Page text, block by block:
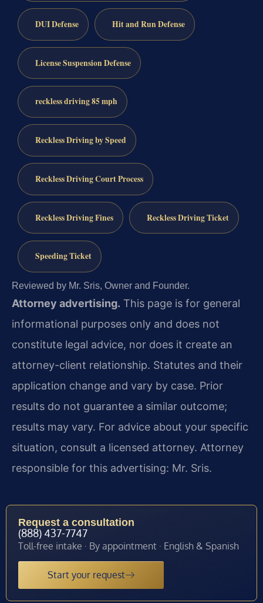
DUI Defense Hit and Run Defense
License Suspension Defense
reckless driving 85 mph
Reckless Driving by Speed
Reckless Driving Court Process
Reckless Driving Fines Reckless Driving Ticket
Speeding Ticket
Reviewed by Mr. Sris, Owner and Founder.
Attorney advertising. This page is for general
informational purposes only and does not
constitute legal advice, nor does it create an
attorney-client relationship. Statutes and their
application change and vary by case. Prior
results do not guarantee a similar outcome;
results may vary. For advice about your specific
situation, consult a licensed attorney. Attorney
responsible for this advertising: Mr. Sris.
Request a consultation
(888) 437-7747
Toll-free intake · By appointment · English & Spanish
Start your request